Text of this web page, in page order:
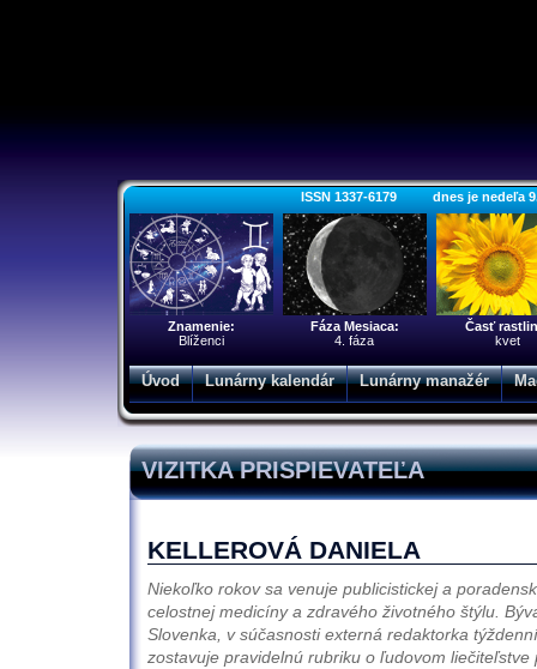
ISSN 1337-6179 dnes je nedeľa 9.
Znamenie:
Blíženci
Fáza Mesiaca:
4. fáza
Časť
kvet
Úvod Lunárny kalendár Lunárny manažér
VIZITKA PRISPIEVATEĽA
KELLEROVÁ DANIELA
Niekoľko rokov sa venuje publicistickej a
celostnej medicíny a zdravého životného štýlu.
Slovenka, v súčasnosti externá redaktorka
zostavuje pravidelnú rubriku o ľudovom